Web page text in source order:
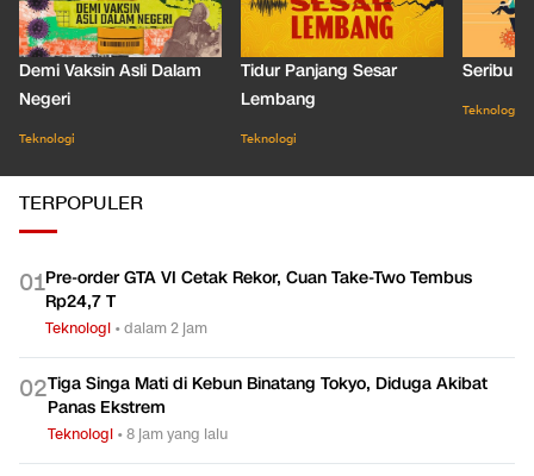
Demi Vaksin Asli Dalam
Negeri
Teknologi
Tidur Panjang Sesar
Lembang
Teknologi
Seribu
Teknologi
TERPOPULER
01Pre-order GTA VI Cetak Rekor, Cuan Take-Two Tembus
Rp24,7 T
Teknologi •dalam 2 jam
02Tiga Singa Mati di Kebun Binatang Tokyo, Diduga Akibat
Panas Ekstrem
Teknologi •8 jam yang lalu